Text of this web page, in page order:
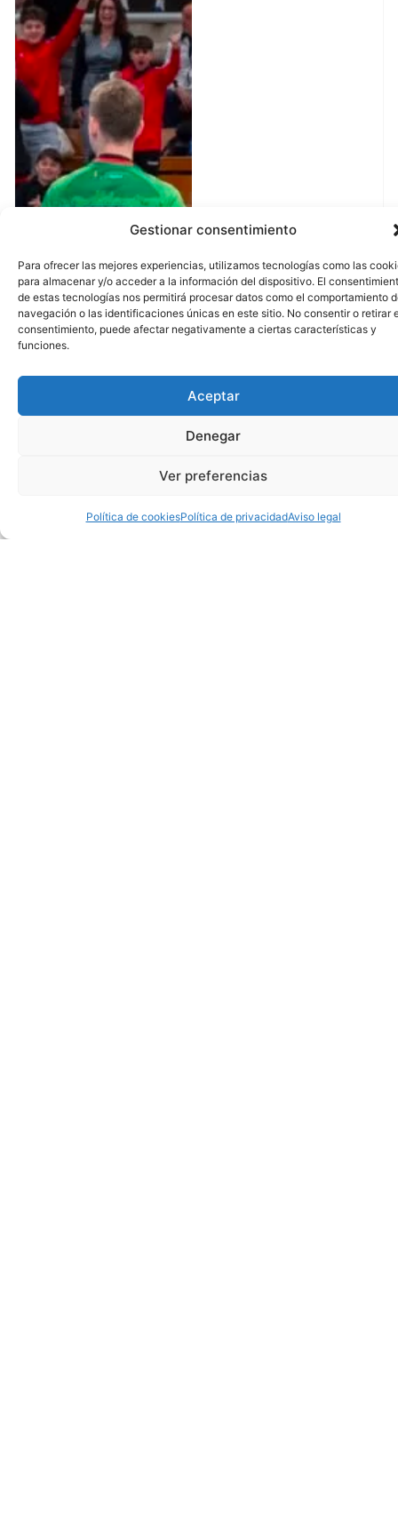
Gestionar consentimiento
Para ofrecer las mejores experiencias, utilizamos tecnologías como las
para almacenar y/o acceder a la información del dispositivo. El
de estas tecnologías nos permitirá procesar datos como el comportamiento
navegación o las identificaciones únicas en este sitio. No consentir o retirar
consentimiento, puede afectar negativamente a ciertas características y
funciones.
Aceptar
Denegar
Ver preferencias
Política de cookiesPolítica de privacidadAviso legal